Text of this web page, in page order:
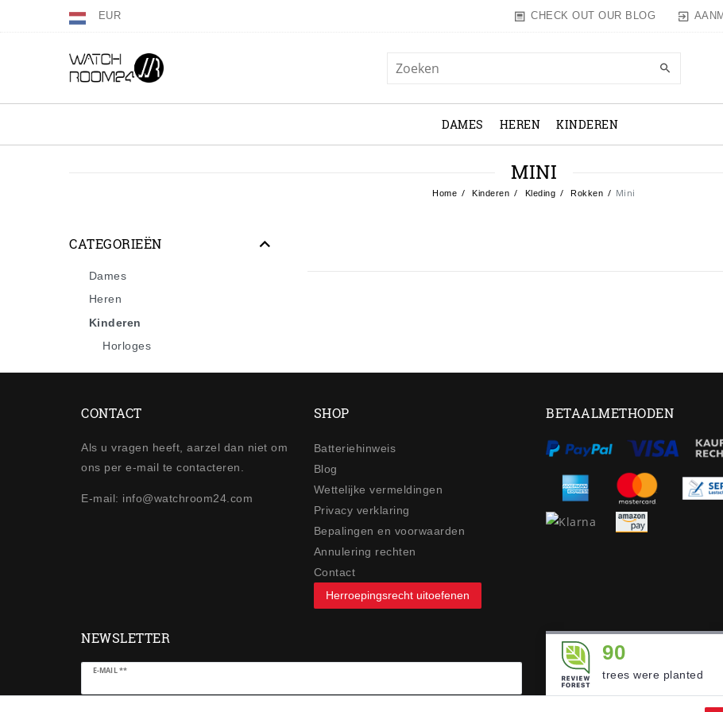
EUR CHECK OUT OUR BLOG
DAMES HEREN KINDEREN
MINI
Home Kinderen Kleding Rokken Mini
CATEGORIEËN
Dames
Heren
Kinderen
Horloges
CONTACT
Als u vragen heeft, aarzel dan niet om
ons per e-mail te contacteren.
E-mail: info@watchroom24.com
SHOP
Batteriehinweis
Blog
Wettelijke vermeldingen
Privacy verklaring
Bepalingen en voorwaarden
Annulering rechten
Contact
Herroepingsrecht uitoefenen
BETAALMETHODEN
NEWSLETTER
E-MAIL **
Ceres::Template.newsletterHoneypotLabel
90
trees were planted